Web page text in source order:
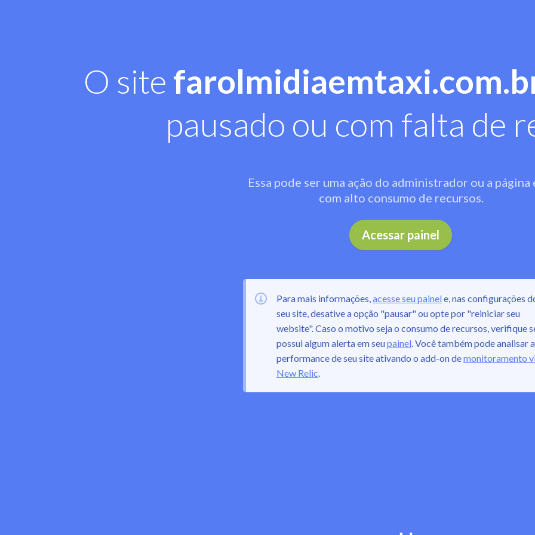
O site
pausado ou com falta de
Essa pode ser uma ação do administrador ou a página
com alto consumo de recursos.
Acessar painel .
Para mais informações,acesse seu painel e, nas configurações
seu site, desative a opção "pausar" ou opte por "reiniciar seu
website". Caso o motivo seja o consumo de recursos, verifique
possui algum alerta em seupainel. Você também pode analisar a
performance de seu site ativando o add-on demonitoramento
New Relic.